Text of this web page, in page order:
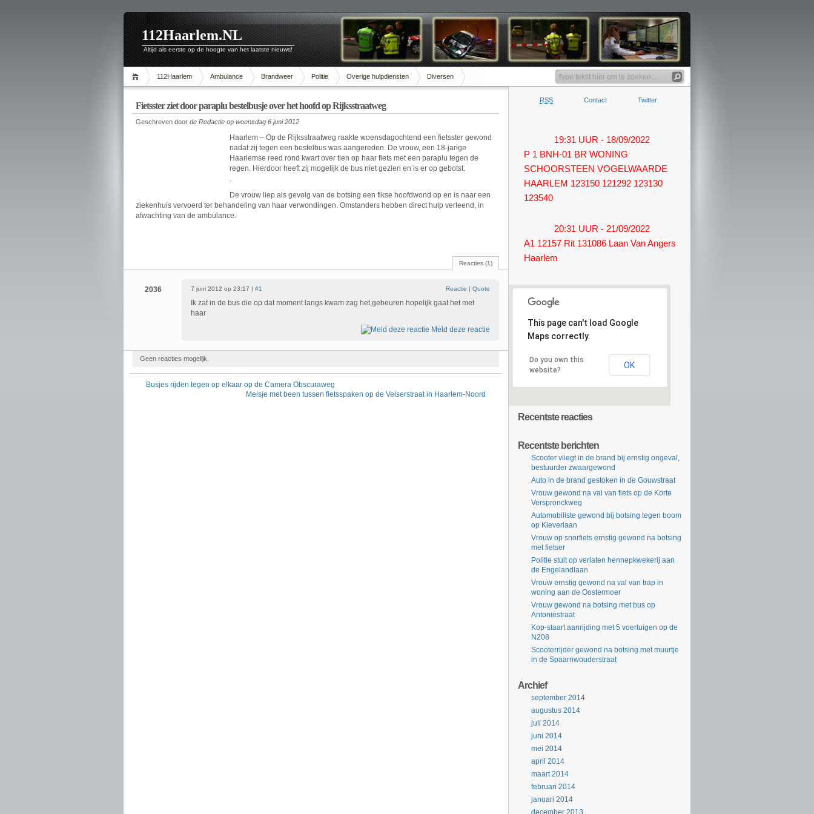
112Haarlem.NL
Altijd als eerste op de hoogte van het laatste nieuws!
112Haarlem Ambulance Brandweer Politie Overige hulpdiensten Diversen
Fietsster ziet door paraplu bestelbusje over het hoofd op Rijksstraatweg
Geschreven door de Redactie op woensdag 6 juni 2012
Haarlem – Op de Rijksstraatweg raakte woensdagochtend een fietsster gewond
nadat zij tegen een bestelbus was aangereden. De vrouw, een 18-jarige
Haarlemse reed rond kwart over tien op haar fiets met een paraplu tegen de
regen. Hierdoor heeft zij mogelijk de bus niet gezien en is er op gebotst.
.
De vrouw liep als gevolg van de botsing een fikse hoofdwond op en is naar een
ziekenhuis vervoerd ter behandeling van haar verwondingen. Omstanders hebben direct hulp verleend, in
afwachting van de ambulance.
Reacties (1)
2036 7 juni 2012 op 23:17 | #1 Reactie | Quote
Ik zat in de bus die op dat moment langs kwam zag het,gebeuren hopelijk gaat het met
haar
Meld deze reactie
Geen reacties mogelijk.
Busjes rijden tegen op elkaar op de Camera Obscuraweg
Meisje met been tussen fietsspaken op de Velserstraat in Haarlem-Noord
RSS Contact Twitter
19:31 UUR - 18/09/2022
P 1 BNH-01 BR WONING
SCHOORSTEEN VOGELWAARDE
HAARLEM 123150 121292 123130
123540
20:31 UUR - 21/09/2022
A1 12157 Rit 131086 Laan Van Angers
Haarlem
This page can't load Google
Maps correctly.
Do you own this
website?
OK
Recentste reacties
Recentste berichten
Scooter vliegt in de brand bij ernstig ongeval,
bestuurder zwaargewond
Auto in de brand gestoken in de Gouwstraat
Vrouw gewond na val van fiets op de Korte
Verspronckweg
Automobiliste gewond bij botsing tegen boom
op Kleverlaan
Vrouw op snorfiets ernstig gewond na botsing
met fietser
Politie stuit op verlaten hennepkwekerij aan
de Engelandlaan
Vrouw ernstig gewond na val van trap in
woning aan de Oostermoer
Vrouw gewond na botsing met bus op
Antoniestraat
Kop-staart aanrijding met 5 voertuigen op de
N208
Scooterrijder gewond na botsing met muurtje
in de Spaarnwouderstraat
Archief
september 2014
augustus 2014
juli 2014
juni 2014
mei 2014
april 2014
maart 2014
februari 2014
januari 2014
december 2013